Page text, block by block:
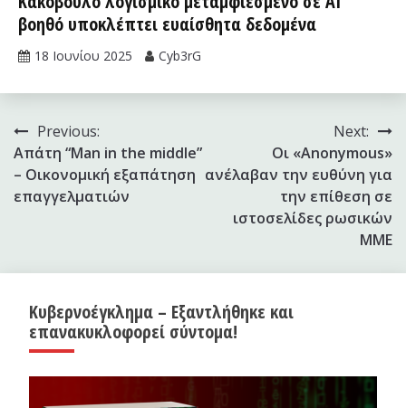
βοηθό υποκλέπτει ευαίσθητα δεδομένα
18 Ιουνίου 2025 Cyb3rG
Πλοήγηση
άρθρων
Previous:
Απάτη “Man in the middle”
– Οικονομική εξαπάτηση
επαγγελματιών
Next:
Οι «Anonymous»
ανέλαβαν την ευθύνη για
την επίθεση σε
ιστοσελίδες ρωσικών
ΜΜΕ
Κυβερνοέγκλημα – Εξαντλήθηκε και
επανακυκλοφορεί σύντομα!